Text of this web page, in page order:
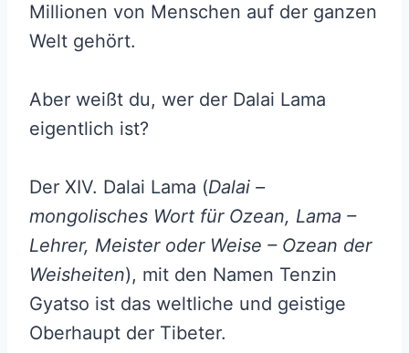
Millionen von Menschen auf der ganzen
Welt gehört.
Aber weißt du, wer der Dalai Lama
eigentlich ist?
Der XIV. Dalai Lama (Dalai –
mongolisches Wort für Ozean, Lama –
Lehrer, Meister oder Weise – Ozean der
Weisheiten), mit den Namen Tenzin
Gyatso ist das weltliche und geistige
Oberhaupt der Tibeter.